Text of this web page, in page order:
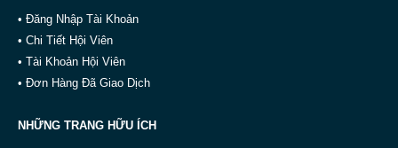
• Đăng Nhập Tài Khoản
• Chi Tiết Hội Viên
• Tài Khoản Hội Viên
• Đơn Hàng Đã Giao Dịch
NHỮNG TRANG HỮU ÍCH